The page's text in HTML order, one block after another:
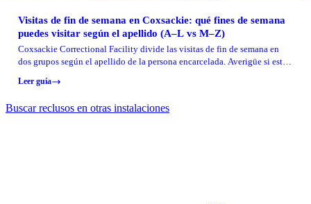
Visitas de fin de semana en Coxsackie: qué fines de semana
puedes visitar según el apellido (A–L vs M–Z)
Coxsackie Correctional Facility divide las visitas de fin de semana en
dos grupos según el apellido de la persona encarcelada. Averigüe si está
etiquetados en el calendario oficial.
Leer guía
Buscar reclusos en otras instalaciones